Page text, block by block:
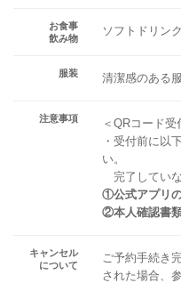
お食事
飲み物
ソフトドリン
服装 清潔感のある
注意事項
＜QRコード受
・受付前に以
い。
完了していな
①公式アプリ
②本人確認書
キャンセル
について
ご予約手続き
された場合、